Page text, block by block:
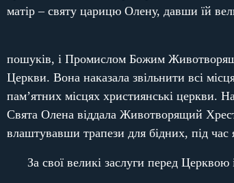
матір – святу царицю Олену, давши їй
пошуків, і Промислом Божим
Церкви. Вона наказала звільнити всі
пам’ятних місцях християнські церкви.
Свята Олена віддала Животворящий
влаштувавши трапези для бідних, під
За свої великі заслуги перед